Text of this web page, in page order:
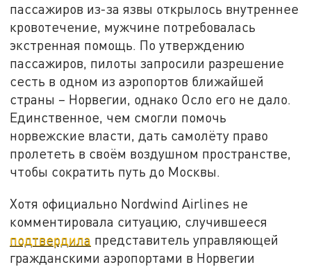
пассажиров из-за язвы открылось внутреннее
кровотечение, мужчине потребовалась
экстренная помощь. По утверждению
пассажиров, пилоты запросили разрешение
сесть в одном из аэропортов ближайшей
страны – Норвегии, однако Осло его не дало.
Единственное, чем смогли помочь
норвежские власти, дать самолёту право
пролететь в своём воздушном пространстве,
чтобы сократить путь до Москвы.
Хотя официально Nordwind Airlines не
комментировала ситуацию, случившееся
подтвердила представитель управляющей
гражданскими аэропортами в Норвегии